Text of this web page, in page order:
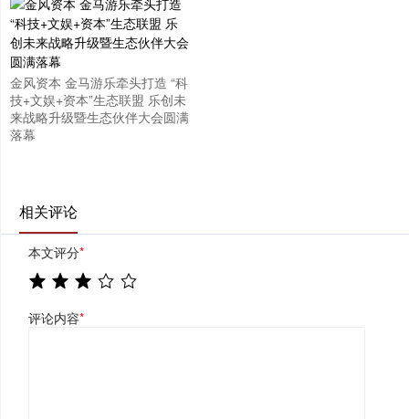
金风资本 金马游乐牵头打造 “科
技+文娱+资本”生态联盟 乐创未
来战略升级暨生态伙伴大会圆满
落幕
相关评论
本文评分*
评论内容*